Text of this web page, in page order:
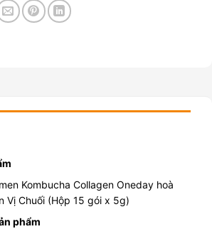
Kombucha Collagen Oneday hoà
Vị Chuối (Hộp 15 gói x 5g)
phẩm